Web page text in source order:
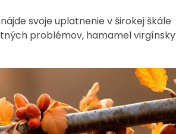
svoje uplatnenie v širokej škále
problémov, hamamel virgínsky